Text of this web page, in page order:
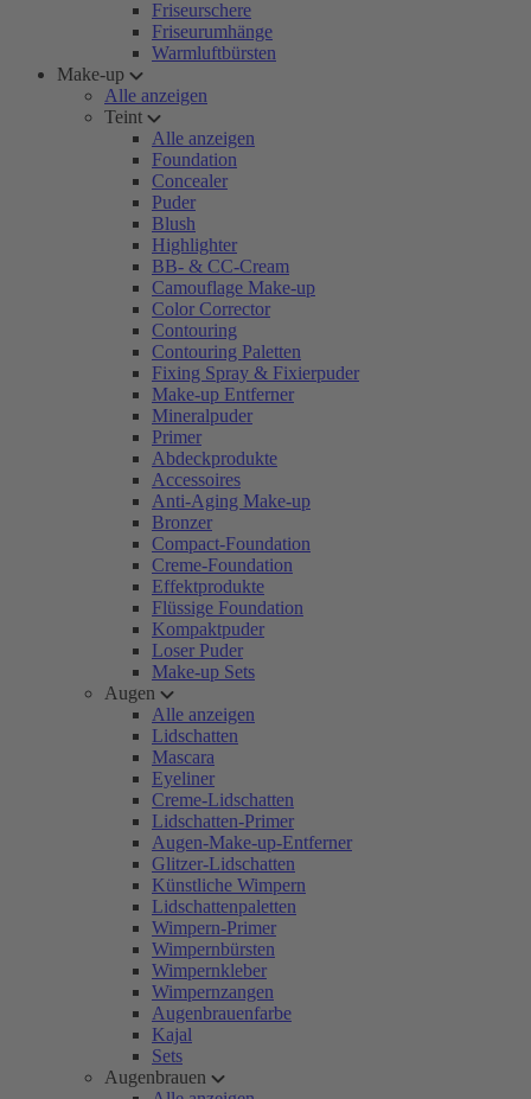
Friseurschere
Friseurumhänge
Warmluftbürsten
Make-up
Alle anzeigen
Teint
Alle anzeigen
Foundation
Concealer
Puder
Blush
Highlighter
BB- & CC-Cream
Camouflage Make-up
Color Corrector
Contouring
Contouring Paletten
Fixing Spray & Fixierpuder
Make-up Entferner
Mineralpuder
Primer
Abdeckprodukte
Accessoires
Anti-Aging Make-up
Bronzer
Compact-Foundation
Creme-Foundation
Effektprodukte
Flüssige Foundation
Kompaktpuder
Loser Puder
Make-up Sets
Augen
Alle anzeigen
Lidschatten
Mascara
Eyeliner
Creme-Lidschatten
Lidschatten-Primer
Augen-Make-up-Entferner
Glitzer-Lidschatten
Künstliche Wimpern
Lidschattenpaletten
Wimpern-Primer
Wimpernbürsten
Wimpernkleber
Wimpernzangen
Augenbrauenfarbe
Kajal
Sets
Augenbrauen